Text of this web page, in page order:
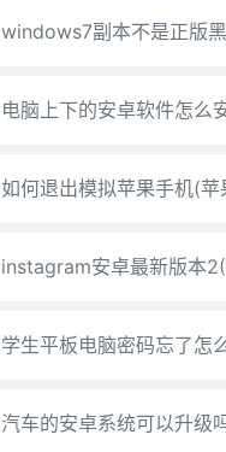
windows7副本不是正版
电脑上下的安卓软件怎么
如何退出模拟苹果手机(苹
instagram安卓最新版本
学生平板电脑密码忘了怎
汽车的安卓系统可以升级